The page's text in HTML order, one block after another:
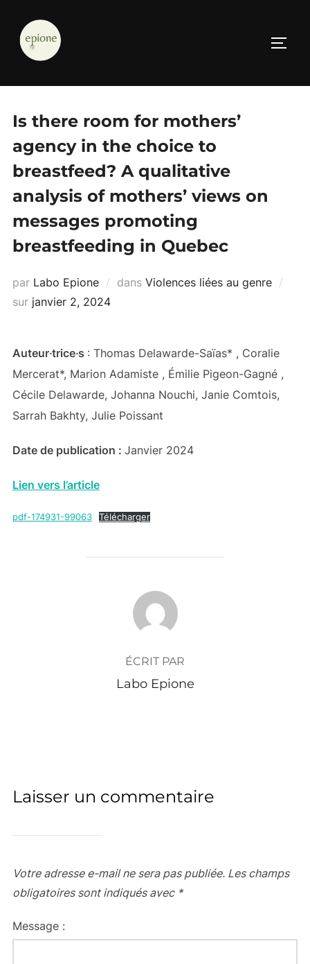
contenu
Is there room for mothers’
agency in the choice to
breastfeed? A qualitative
analysis of mothers’ views on
messages promoting
breastfeeding in Quebec
par Labo Epione dans Violences liées au genre
sur Publié
janvier 2, 2024
Auteur‧trice‧s : Thomas Delawarde-Saïas* , Coralie
Mercerat*, Marion Adamiste , Émilie Pigeon-Gagné ,
Cécile Delawarde, Johanna Nouchi, Janie Comtois,
Sarrah Bakhty, Julie Poissant
Date de publication : Janvier 2024
Lien vers l’article
pdf-174931-99063 Télécharger
AUTEUR DE LA PUBLICATION
ÉCRIT PAR
Labo Epione
Laisser un commentaire
Votre adresse e-mail ne sera pas publiée. Les champs
obligatoires sont indiqués avec *
Message :